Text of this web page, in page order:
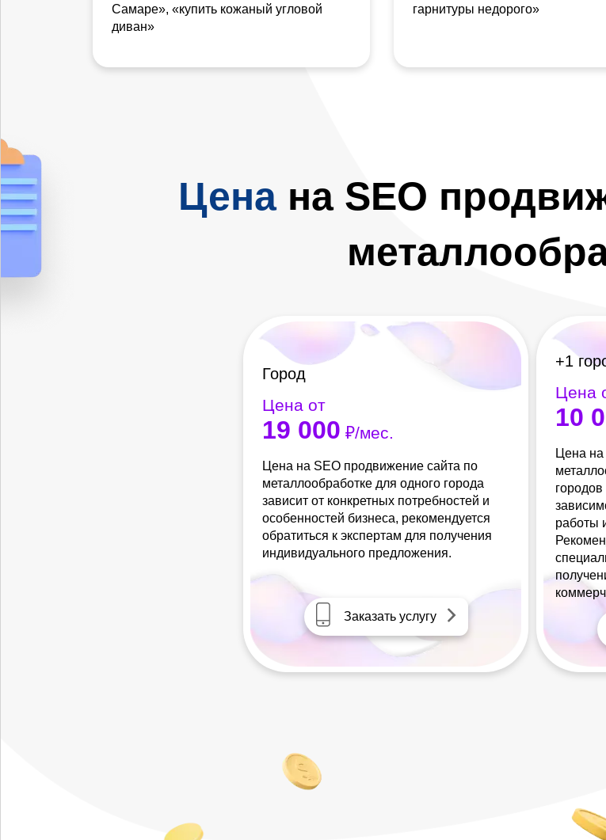
Самаре», «купить кожаный угловой
диван»
гарнитуры недорого»
Ценана SEO
Город
Цена от
19 000 ₽/мес.
Цена на SEO продвижение сайта по
металлообработке для одного города
зависит от конкретных потребностей и
особенностей бизнеса, рекомендуется
обратиться к экспертам для получения
индивидуального предложения.
Заказать услугу
+1
Цена
10
Цена
работы